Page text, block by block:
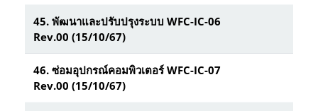
45. พัฒนาและปรับปรุงระบบ WFC-IC-06
Rev.00 (15/10/67)
46. ซ่อมอุปกรณ์คอมพิวเตอร์ WFC-IC-07
Rev.00 (15/10/67)